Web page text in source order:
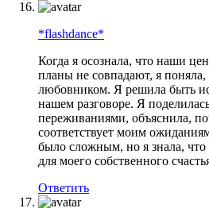
*flashdance*
Когда я осознала, что наши
планы не совпадают, я поняла,
любовником. Я решила быть
нашем разговоре. Я
переживаниями, объяснила,
соответствует моим
было сложным, но я знала,
для моего собственного
Ответить